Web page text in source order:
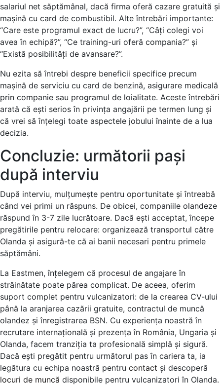
salariul net săptămânal, dacă firma oferă cazare gratuită și
mașină cu card de combustibil. Alte întrebări importante:
“Care este programul exact de lucru?”, “Câți colegi voi
avea în echipă?”, “Ce training-uri oferă compania?” și
“Există posibilități de avansare?”.
Nu ezita să întrebi despre beneficii specifice precum
mașină de serviciu cu card de benzină, asigurare medicală
prin companie sau programul de loialitate. Aceste întrebări
arată că ești serios în privința angajării pe termen lung și
că vrei să înțelegi toate aspectele jobului înainte de a lua
decizia.
Concluzie: următorii pași
după interviu
După interviu, mulțumește pentru oportunitate și întreabă
când vei primi un răspuns. De obicei, companiile olandeze
răspund în 3-7 zile lucrătoare. Dacă ești acceptat, începe
pregătirile pentru relocare: organizează transportul către
Olanda și asigură-te că ai banii necesari pentru primele
săptămâni.
La Eastmen, înțelegem că procesul de angajare în
străinătate poate părea complicat. De aceea, oferim
suport complet pentru vulcanizatori: de la crearea CV-ului
până la aranjarea cazării gratuite, contractul de muncă
olandez și înregistrarea BSN. Cu experiența noastră în
recrutare internațională și prezența în România, Ungaria și
Olanda, facem tranziția ta profesională simplă și sigură.
Dacă ești pregătit pentru următorul pas în cariera ta, ia
legătura cu echipa noastră pentru contact și descoperă
locuri de muncă disponibile pentru vulcanizatori în Olanda.